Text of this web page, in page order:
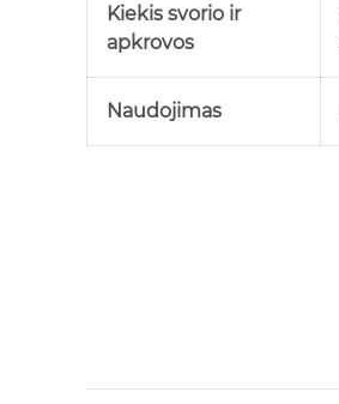
Kiekis svorio ir
apkrovos
Naudojimas